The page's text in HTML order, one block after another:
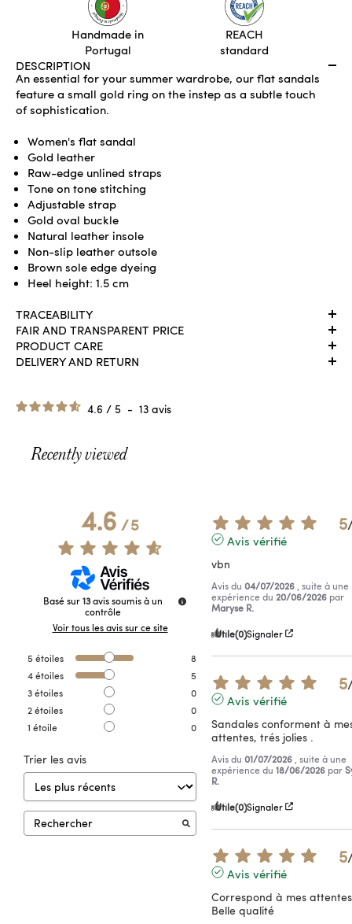
Handmade in
Portugal
REACH
standard
DESCRIPTION
An essential for your summer wardrobe, our flat sandals
feature a small gold ring on the instep as a subtle touch
of sophistication.
Women's flat sandal
Gold leather
Raw-edge unlined straps
Tone on tone stitching
Adjustable strap
Gold oval buckle
Natural leather insole
Non-slip leather outsole
Brown sole edge dyeing
Heel height: 1.5 cm
TRACEABILITY
FAIR AND TRANSPARENT PRICE
PRODUCT CARE
DELIVERY AND RETURN
4.6 / 5 - 13 avis
Recently viewed
4.6/5
Basé sur13avis soumis à un
contrôle
Voir tous les avis sur ce site
5 étoiles
8
4étoiles
5
3étoiles
0
2étoiles
0
1 étoile 0
Trier les avis
5
Avis vérifié
vbn
Avis du 04/07/2026 , suite à une
expérience du 20/06/2026 par
Maryse R.
Utile(0)Signaler
5
Avis vérifié
Sandales conforment à
attentes, trés jolies .
Avis du 01/07/2026 , suite à une
expérience du 18/06/2026 par
R.
Utile(0)Signaler
5
Avis vérifié
Correspond à mes
Belle qualité